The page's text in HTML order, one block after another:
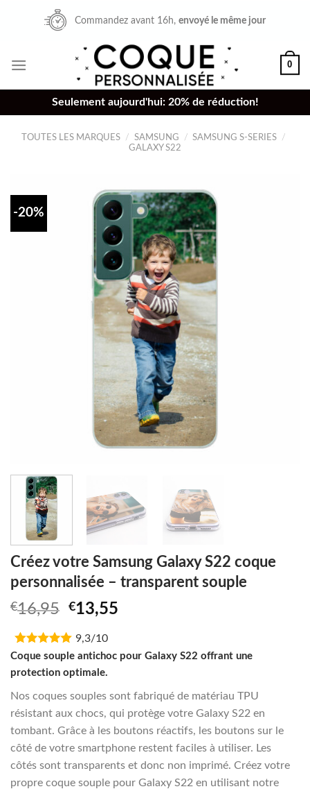
Commandez avant 16h,envoyé le même jour
0
Seulement aujourd'hui: 20% de réduction!
TOUTES LES MARQUES / SAMSUNG / SAMSUNG S-SERIES
/
GALAXY S22
-20%
Créez votre Samsung Galaxy S22 coque
personnalisée – transparent souple
€16,95 Original
was:
€16,95.
€13,55
€13,55.
9,3/10
Coque souple antichoc pour Galaxy S22 offrant une
protection optimale.
Nos coques souples sont fabriqué de matériau TPU
résistant aux chocs, qui protège votre Galaxy S22 en
tombant. Grâce à les boutons réactifs, les boutons sur le
côté de votre smartphone restent faciles à utiliser. Les
côtés sont transparents et donc non imprimé. Créez votre
propre coque souple pour Galaxy S22 en utilisant notre